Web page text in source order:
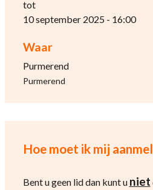
tot
10 september 2025 - 16:00
Waar
Purmerend
Purmerend
Hoe moet ik mij
Bent u geen lid dan kunt u niet